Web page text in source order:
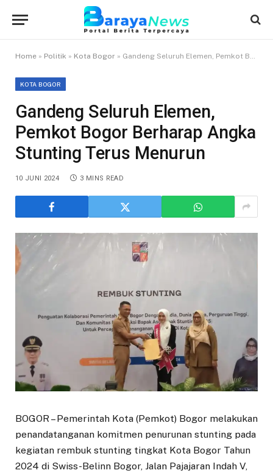
Home » Politik » Kota Bogor » Gandeng Seluruh Elemen, Pemkot Bogor Berharap Angka Stunting Terus Menurun
KOTA BOGOR
Gandeng Seluruh Elemen,
Pemkot Bogor Berharap Angka
Stunting Terus Menurun
10 JUNI 2024 3 MINS READ
BOGOR – Pemerintah Kota (Pemkot) Bogor melakukan
penandatanganan komitmen penurunan stunting pada
kegiatan rembuk stunting tingkat Kota Bogor Tahun
2024 di Swiss-Belinn Bogor, Jalan Pajajaran Indah V,